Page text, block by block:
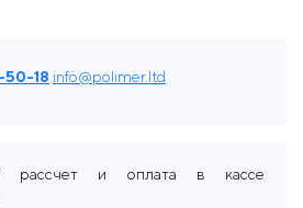
50-18 info@polimer.ltd
рассчет и оплата в кассе